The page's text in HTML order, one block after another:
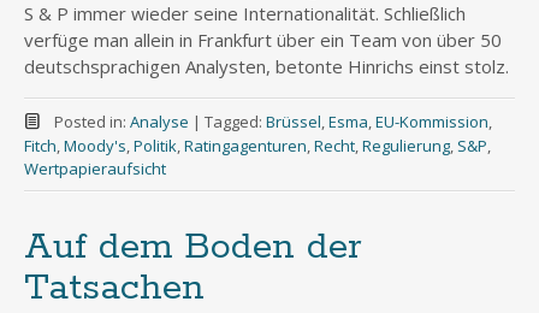
S & P immer wieder seine Internationalität. Schließlich
verfüge man allein in Frankfurt über ein Team von über 50
deutschsprachigen Analysten, betonte Hinrichs einst stolz.
Posted in: Analyse | Tagged: Brüssel,Esma,EU-Kommission,
Fitch,Moody's,Politik,Ratingagenturen,Recht,Regulierung, S&P,
Wertpapieraufsicht
Auf dem Boden der
Tatsachen